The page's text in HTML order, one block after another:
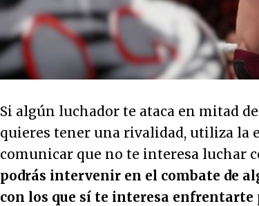
Si algún luchador te ataca en mitad
quieres tener una rivalidad, utiliza la
comunicar que no te interesa luchar
podrás intervenir en el combate de
con los que sí te interesa enfrentarte